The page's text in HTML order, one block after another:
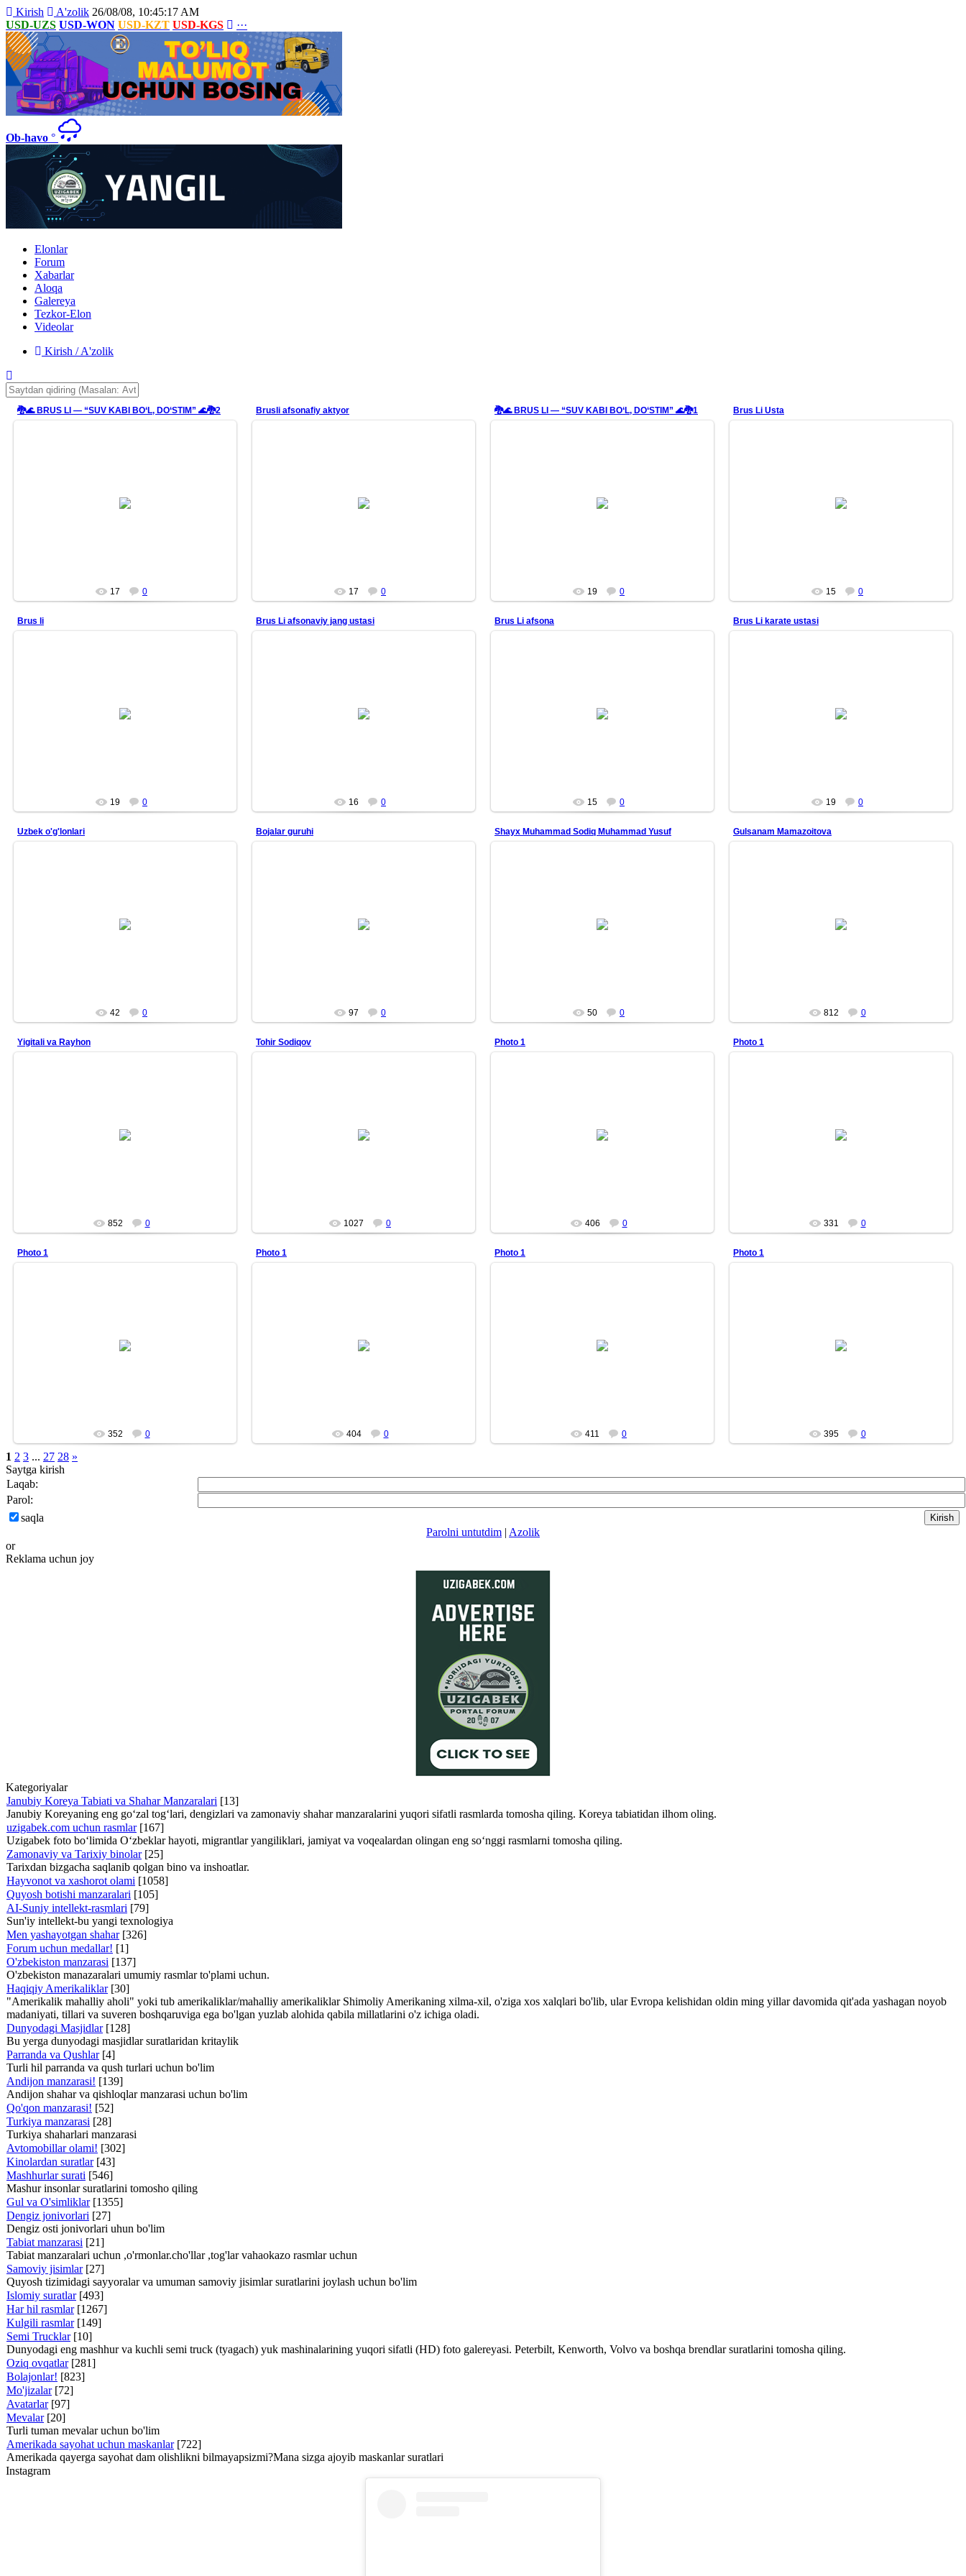
Kirish A'zolik 26/08/08, 10:45:17 AM
USD-UZS USD-WON USD-KZT USD-KGS ···
Ob-havo °
Elonlar
Forum
Xabarlar
Aloqa
Galereya
Tezkor-Elon
Videolar
Kirish / A'zolik
🐉🌊 BRUS LI — “SUV KABI BO‘L, DO‘STIM” 🌊🐉2
Shaklsiz bo‘l.
Qolipsiz bo‘l.
17 0
Brusli afsonafiy aktyor
Shaklsiz bo‘l.
Qolipsiz bo‘l.
17 0
🐉🌊 BRUS LI — “SUV KABI BO‘L, DO‘STIM” 🌊🐉1
Shaklsiz bo‘l.
Qolipsiz bo‘l.
19 0
Brus Li Usta
Shaklsiz bo‘l.
Qolipsiz bo‘l.
15 0
Brus li
Shaklsiz bo‘l.
Qolipsiz bo‘l.
19 0
Brus Li afsonaviy jang ustasi
Shaklsiz bo‘l.
Qolipsiz bo‘l.
16 0
Brus Li afsona
Shaklsiz bo‘l.
Qolipsiz bo‘l.
15 0
Brus Li karate ustasi
Shaklsiz bo‘l.
Qolipsiz bo‘l.
19 0
Uzbek o'g'lonlari
Suratda dukchi eshon va uning do'stlari aks ettirilgan!
42 0
Bojalar guruhi
mashhur oʻzbek musiqiy guruhi. Guruh oʻzining hajviy
97 0
Shayx Muhammad Sodiq Muhammad Yusuf
— taniqli o‘zbek ulamosi, Islom olamining mashhur
50 0
Gulsanam Mamazoitova
mumtoz qoʻshiqchisi, Oʻzbekiston xalq artisti (2013-yil)
812 0
Yigitali va Rayhon
shou-biznesining eng koʻp muhokama qilingan juftliklaridan
852 0
Tohir Sodiqov
Tohir Sodiqov (1973-yil 1-iyulda tugʻilgan) — taniqli oʻzbek
qoʻshiqchisi, bastakori va aktyori. U afsonaviy "Bolalar...
1027 0
Photo 1
406 0
Photo 1
331 0
Photo 1
352 0
Photo 1
404 0
Photo 1
411 0
Photo 1
395 0
1 2 3 ... 27 28 »
Saytga kirish
Laqab:
Parol:
saqla
Parolni untutdim | Azolik
or
Reklama uchun joy
Kategoriyalar
Janubiy Koreya Tabiati va Shahar Manzaralari [13]
Janubiy Koreyaning eng go‘zal tog‘lari, dengizlari va zamonaviy shahar manzaralarini yuqori sifatli rasmlarda tomosha qiling. Koreya tabiatidan ilhom oling.
uzigabek.com uchun rasmlar [167]
Uzigabek foto bo‘limida O‘zbeklar hayoti, migrantlar yangiliklari, jamiyat va voqealardan olingan eng so‘nggi rasmlarni tomosha qiling.
Zamonaviy va Tarixiy binolar [25]
Tarixdan bizgacha saqlanib qolgan bino va inshoatlar.
Hayvonot va xashorot olami [1058]
Quyosh botishi manzaralari [105]
AI-Suniy intellekt-rasmlari [79]
Sun'iy intellekt-bu yangi texnologiya
Men yashayotgan shahar [326]
Forum uchun medallar! [1]
O'zbekiston manzarasi [137]
O'zbekiston manazaralari umumiy rasmlar to'plami uchun.
Haqiqiy Amerikaliklar [30]
"Amerikalik mahalliy aholi" yoki tub amerikaliklar/mahalliy amerikaliklar Shimoliy Amerikaning xilma-xil, o'ziga xos xalqlari bo'lib, ular Evropa kelishidan oldin ming yillar davomida qit'ada yashagan noyob
madaniyati, tillari va suveren boshqaruviga ega bo'lgan yuzlab alohida qabila millatlarini o'z ichiga oladi.
Dunyodagi Masjidlar [128]
Bu yerga dunyodagi masjidlar suratlaridan kritaylik
Parranda va Qushlar [4]
Turli hil parranda va qush turlari uchun bo'lim
Andijon manzarasi! [139]
Andijon shahar va qishloqlar manzarasi uchun bo'lim
Qo'qon manzarasi! [52]
Turkiya manzarasi [28]
Turkiya shaharlari manzarasi
Avtomobillar olami! [302]
Kinolardan suratlar [43]
Mashhurlar surati [546]
Mashur insonlar suratlarini tomosho qiling
Gul va O'simliklar [1355]
Dengiz jonivorlari [27]
Dengiz osti jonivorlari uhun bo'lim
Tabiat manzarasi [21]
Tabiat manzaralari uchun ,o'rmonlar.cho'llar ,tog'lar vahaokazo rasmlar uchun
Samoviy jisimlar [27]
Quyosh tizimidagi sayyoralar va umuman samoviy jisimlar suratlarini joylash uchun bo'lim
Islomiy suratlar [493]
Har hil rasmlar [1267]
Kulgili rasmlar [149]
Semi Trucklar [10]
Dunyodagi eng mashhur va kuchli semi truck (tyagach) yuk mashinalarining yuqori sifatli (HD) foto galereyasi. Peterbilt, Kenworth, Volvo va boshqa brendlar suratlarini tomosha qiling.
Oziq ovqatlar [281]
Bolajonlar! [823]
Mo'jizalar [72]
Avatarlar [97]
Mevalar [20]
Turli tuman mevalar uchun bo'lim
Amerikada sayohat uchun maskanlar [722]
Amerikada qayerga sayohat dam olishlikni bilmayapsizmi?Mana sizga ajoyib maskanlar suratlari
Instagram